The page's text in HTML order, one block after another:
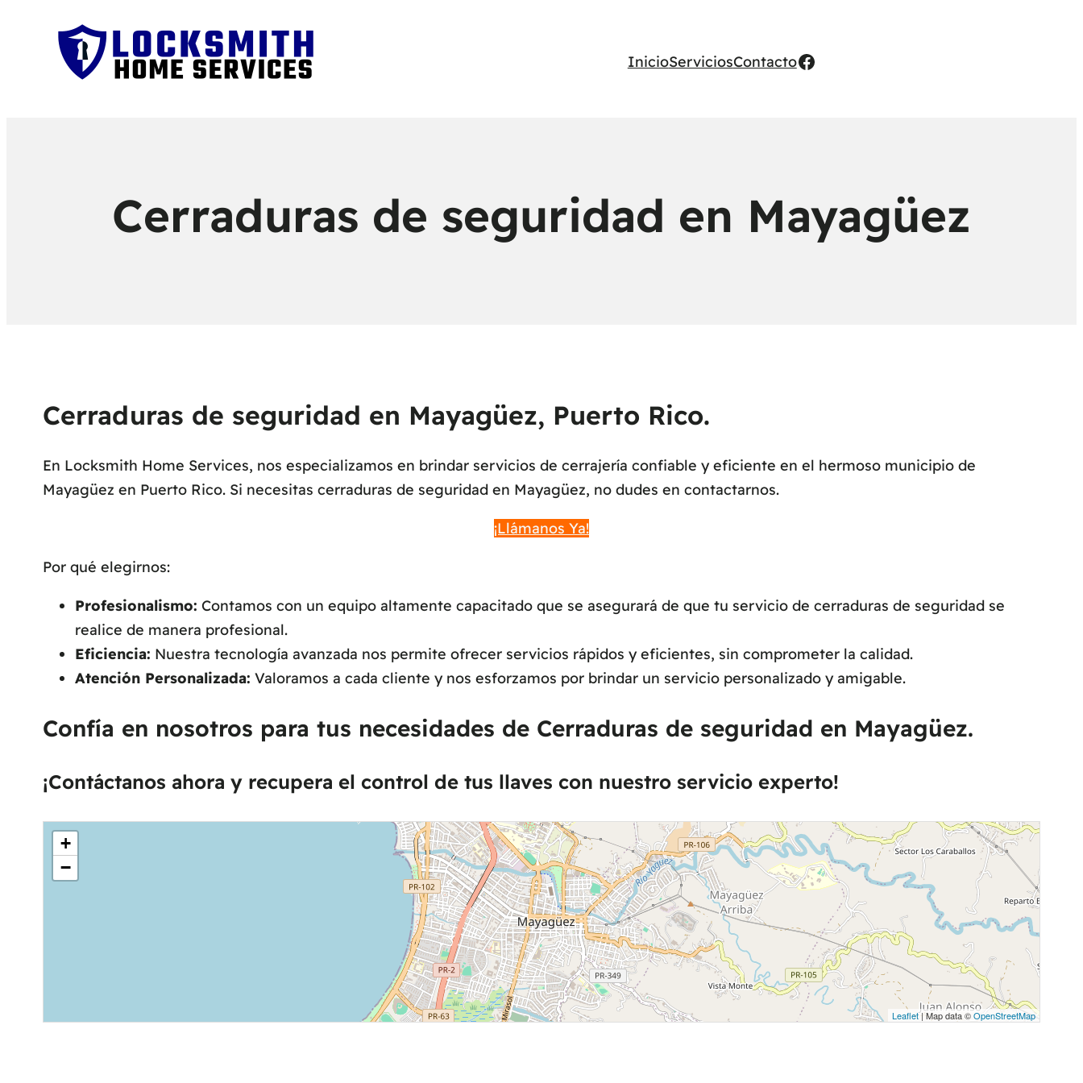
InicioServiciosContactoFacebook
Cerraduras de seguridad en Mayagüez
Cerraduras de seguridad en Mayagüez, Puerto Rico.
En Locksmith Home Services, nos especializamos en brindar servicios de cerrajería confiable y eficiente en el hermoso municipio de
Mayagüez en Puerto Rico. Si necesitas cerraduras de seguridad en Mayagüez, no dudes en contactarnos.
¡Llámanos Ya!
Por qué elegirnos:
Profesionalismo: Contamos con un equipo altamente capacitado que se asegurará de que tu servicio de cerraduras de seguridad se
realice de manera profesional.
Eficiencia: Nuestra tecnología avanzada nos permite ofrecer servicios rápidos y eficientes, sin comprometer la calidad.
Atención Personalizada: Valoramos a cada cliente y nos esforzamos por brindar un servicio personalizado y amigable.
Confía en nosotros para tus necesidades de Cerraduras de seguridad en Mayagüez.
¡Contáctanos ahora y recupera el control de tus llaves con nuestro servicio experto!
+
−
Leaflet| Map data ©OpenStreetMap